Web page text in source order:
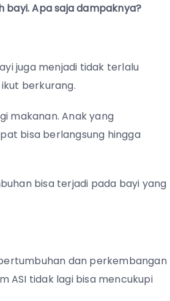
bayi. Apa saja dampaknya?
juga menjadi tidak terlalu
ikut berkurang.
makanan. Anak yang
bisa berlangsung hingga
bisa terjadi pada bayi yang
dan perkembangan
ASI tidak lagi bisa mencukupi